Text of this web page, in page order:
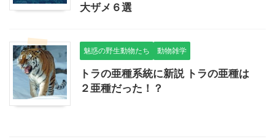
大ザメ６選
魅惑の野生動物たち 動物雑学
トラの亜種系統に新説 トラの亜種は
２亜種だった！？